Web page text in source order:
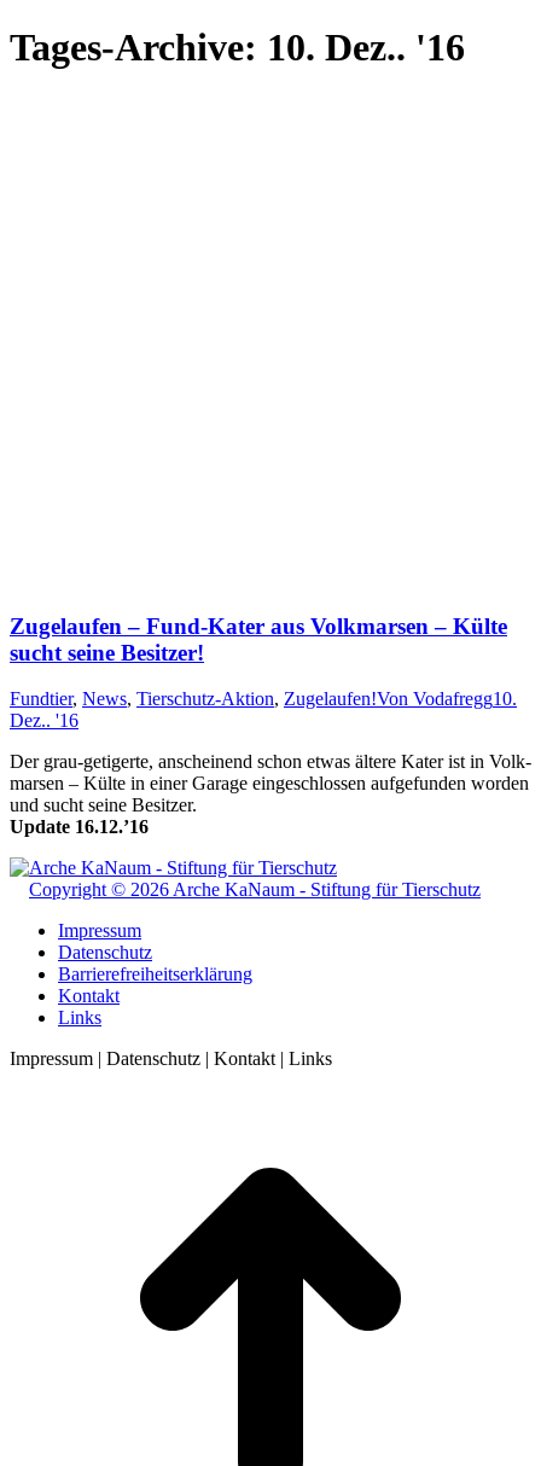
Tages-Archive: 10. Dez.. '16
Zugelaufen – Fund-Kater aus Volkmarsen – Külte
sucht seine Besitzer!
Fundtier, News, Tierschutz-Aktion, Zugelaufen!Von Vodafregg10.
Dez.. '16
Der grau-getigerte, an­schein­end schon et­was äl­te­re Ka­ter ist in Volk­
mar­sen – Kül­te in einer Ga­ra­ge ein­ge­schloss­en auf­ge­fun­den wor­den
und sucht sei­ne Be­sitz­er.
Update 16.12.’16
Copyright © 2026 Arche KaNaum - Stiftung für Tierschutz
Impressum
Datenschutz
Barrierefreiheitserklärung
Kontakt
Links
Impressum | Datenschutz | Kontakt | Links